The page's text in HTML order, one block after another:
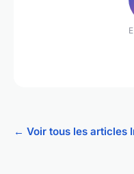
← Voir tous les articles